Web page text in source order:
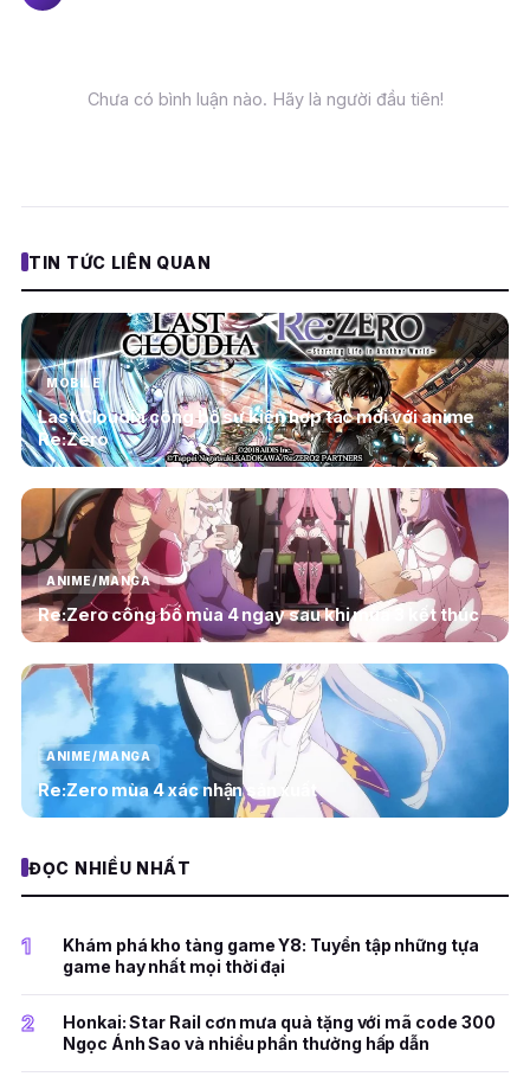
Chưa có bình luận nào. Hãy là người đầu tiên!
TIN TỨC LIÊN QUAN
MOBILE
Last Cloudia công bố sự kiện hợp tác mới với anime
Re:Zero
ANIME/MANGA
Re:Zero công bố mùa 4 ngay sau khi mùa 3 kết thúc
ANIME/MANGA
Re:Zero mùa 4 xác nhận sản xuất
ĐỌC NHIỀU NHẤT
1
Khám phá kho tàng game Y8: Tuyển tập những tựa
game hay nhất mọi thời đại
2
Honkai: Star Rail cơn mưa quà tặng với mã code 300
Ngọc Ánh Sao và nhiều phần thưởng hấp dẫn